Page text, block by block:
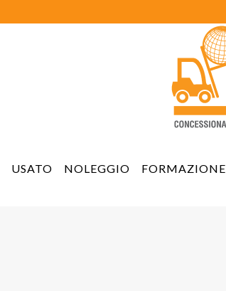
USATO NOLEGGIO FORMAZIONE